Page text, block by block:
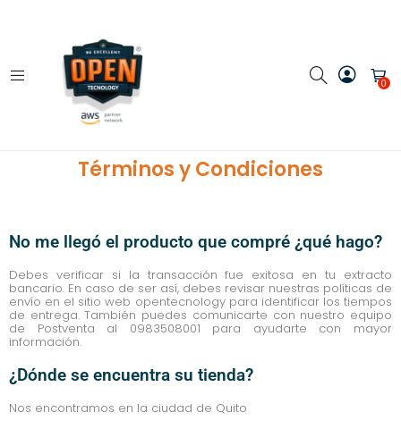
0
Términos y Condiciones
No me llegó el producto que compré ¿qué hago?
Debes verificar si la transacción fue exitosa en tu extracto
bancario. En caso de ser así, debes revisar nuestras políticas de
envío en el sitio web opentecnology para identificar los tiempos
de entrega. También puedes comunicarte con nuestro equipo
de Postventa al 0983508001 para ayudarte con mayor
información.
¿Dónde se encuentra su tienda?
Nos encontramos en la ciudad de Quito